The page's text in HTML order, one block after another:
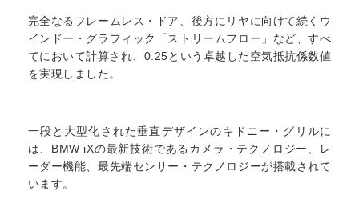
完全なるフレームレス・ドア、後方にリヤに向けて続くウ
インドー・グラフィック「ストリームフロー」など、すべ
てにおいて計算され、0.25という卓越した空気抵抗係数値
を実現しました。
一段と大型化された垂直デザインのキドニー・グリルに
は、BMW iXの最新技術であるカメラ・テクノロジー、レ
ーダー機能、最先端センサー・テクノロジーが搭載されて
います。